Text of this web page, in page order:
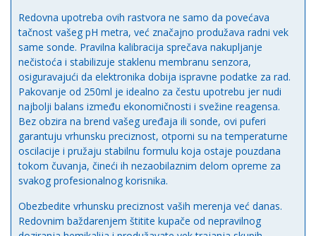
Redovna upotreba ovih rastvora ne samo da povećava
tačnost vašeg pH metra, već značajno produžava radni vek
same sonde. Pravilna kalibracija sprečava nakupljanje
nečistoća i stabilizuje staklenu membranu senzora,
osiguravajući da elektronika dobija ispravne podatke za rad.
Pakovanje od 250ml je idealno za čestu upotrebu jer nudi
najbolji balans između ekonomičnosti i svežine reagensa.
Bez obzira na brend vašeg uređaja ili sonde, ovi puferi
garantuju vrhunsku preciznost, otporni su na temperaturne
oscilacije i pružaju stabilnu formulu koja ostaje pouzdana
tokom čuvanja, čineći ih nezaobilaznim delom opreme za
svakog profesionalnog korisnika.
Obezbedite vrhunsku preciznost vaših merenja već danas.
Redovnim baždarenjem štitite kupače od nepravilnog